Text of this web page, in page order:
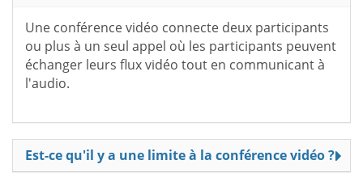
Une conférence vidéo connecte deux participants
ou plus à un seul appel où les participants peuvent
échanger leurs flux vidéo tout en communicant à
l'audio.
Est-ce qu'il y a une limite à la conférence vidéo ?